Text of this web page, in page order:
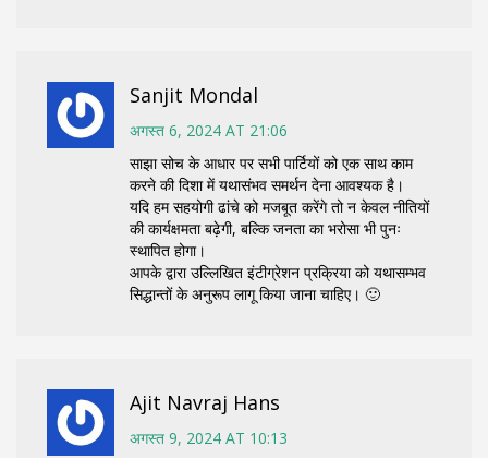
Sanjit Mondal
अगस्त 6, 2024 AT 21:06
साझा सोच के आधार पर सभी पार्टियों को एक साथ काम
करने की दिशा में यथासंभव समर्थन देना आवश्यक है।
यदि हम सहयोगी ढांचे को मजबूत करेंगे तो न केवल नीतियों
की कार्यक्षमता बढ़ेगी, बल्कि जनता का भरोसा भी पुनः
स्थापित होगा।
आपके द्वारा उल्लिखित इंटीग्रेशन प्रक्रिया को यथासम्भव
सिद्धान्तों के अनुरूप लागू किया जाना चाहिए। 🙂
Ajit Navraj Hans
अगस्त 9, 2024 AT 10:13